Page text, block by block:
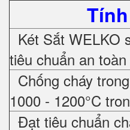
Két Sắt WELKO
tiêu chuẩn an
Chống cháy
1000 - 1200°C
Đạt tiêu chuẩn